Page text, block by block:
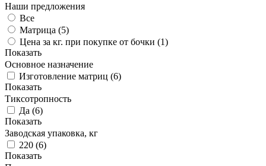
Наши предложения
Все
Матрица (5)
Цена за кг. при покупке от бочки (1)
Показать
Основное назначение
Изготовление матриц (6)
Показать
Тиксотропность
Да (6)
Показать
Заводская упаковка, кг
220 (6)
Показать